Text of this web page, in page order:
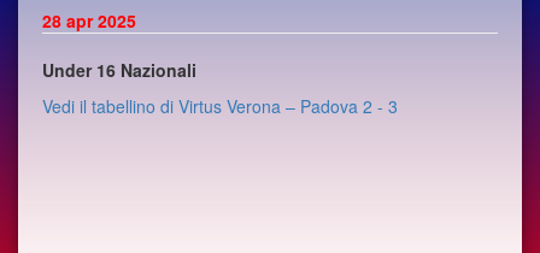
28 apr 2025
Under 16 Nazionali
Vedi il tabellino di Virtus Verona – Padova 2 - 3